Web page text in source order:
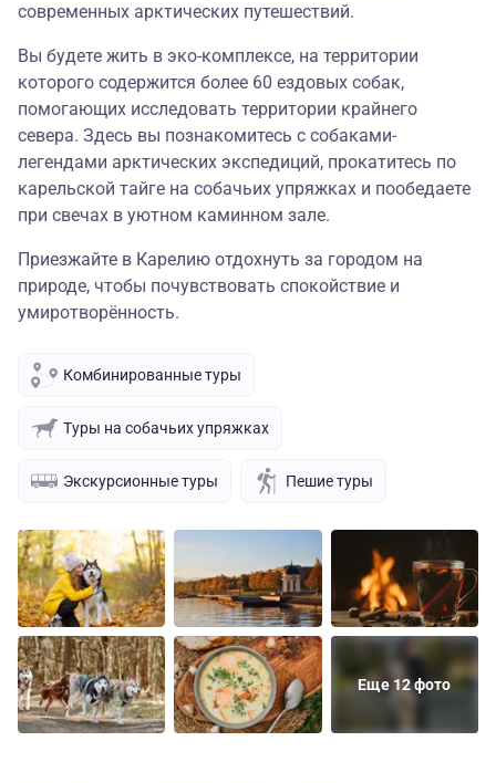
современных арктических путешествий.
Вы будете жить в эко-комплексе, на территории
которого содержится более 60 ездовых собак,
помогающих исследовать территории крайнего
севера. Здесь вы познакомитесь с собаками-
легендами арктических экспедиций, прокатитесь по
карельской тайге на собачьих упряжках и пообедаете
при свечах в уютном каминном зале.
Приезжайте в Карелию отдохнуть за городом на
природе, чтобы почувствовать спокойствие и
умиротворённость.
Комбинированные туры
Туры на собачьих упряжках
Экскурсионные туры Пешие туры
Еще 12 фото